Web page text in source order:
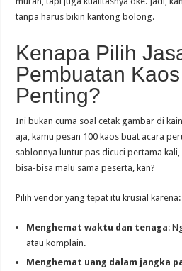
tanpa harus bikin kantong bolong.
Kenapa Pilih
Pembuatan
Penting?
Ini bukan cuma soal cetak gambar di
aja, kamu pesan 100 kaos buat acara
sablonnya luntur pas dicuci pertama
bisa-bisa malu sama peserta, kan?
Pilih vendor yang tepat itu krusial karena:
Menghemat waktu dan tenaga:
atau komplain.
Menghemat uang dalam jangka